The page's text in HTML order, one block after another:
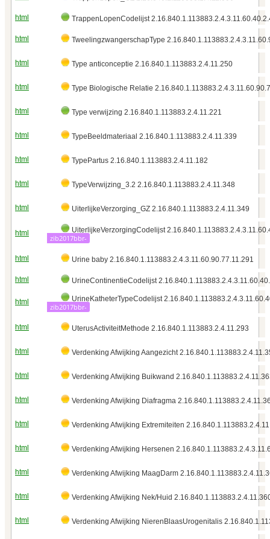
html TrappenLopenCodelijst
html TweelingzwangerschapType
html Type anticonceptie 2.16.840.1.113883.2.4.11.250
html Type Biologische Relatie
html Type verwijzing 2.16.840.1.113883.2.4.11.221
html TypeBeeldmateriaal 2.16.840.1.113883.2.4.11.339
html TypePartus 2.16.840.1.113883.2.4.11.182
html TypeVerwijzing_3.2 2.16.840.1.113883.2.4.11.348
html UiterlijkeVerzorging_GZ 2.16.840.1.113883.2.4.11.349
html UiterlijkeVerzorgingCodelijst
zib2017bbr-
html Urine baby 2.16.840.1.113883.2.4.3.11.60.90.77.11.291
html UrineContinentieCodelijst
html UrineKatheterTypeCodelijst
zib2017bbr-
html UterusActiviteitMethode 2.16.840.1.113883.2.4.11.293
html Verdenking Afwijking Aangezicht
html Verdenking Afwijking Buikwand
html Verdenking Afwijking Diafragma
html Verdenking Afwijking Extremiteiten
html Verdenking Afwijking Hersenen
html Verdenking Afwijking MaagDarm
html Verdenking Afwijking Nek/Huid
html Verdenking Afwijking NierenBlaasUrogenitalis